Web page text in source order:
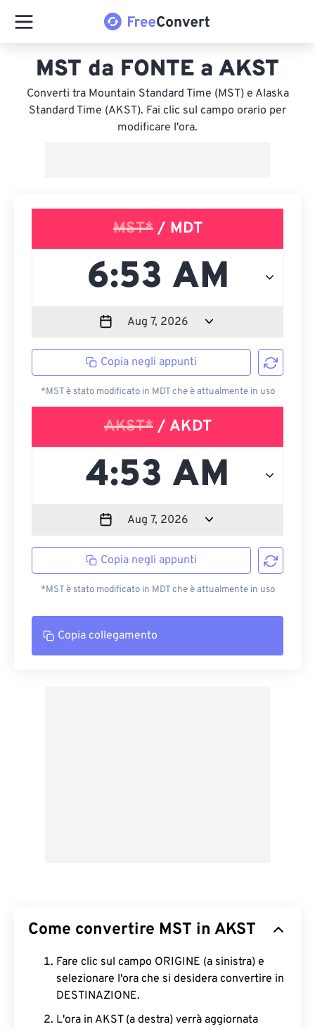
MST da FONTE a AKST
Converti tra Mountain Standard Time (MST) e Alaska
Standard Time (AKST). Fai clic sul campo orario per
modificare l'ora.
MST*/ MDT
Copia negli appunti
*MST è stato modificato in MDT che è attualmente in uso
AKST*/ AKDT
Copia negli appunti
*MST è stato modificato in MDT che è attualmente in uso
Copia collegamento
Come convertire MST in AKST
Fare clic sul campo ORIGINE (a sinistra) e
selezionare l'ora che si desidera convertire in
DESTINAZIONE.
L'ora in AKST (a destra) verrà aggiornata